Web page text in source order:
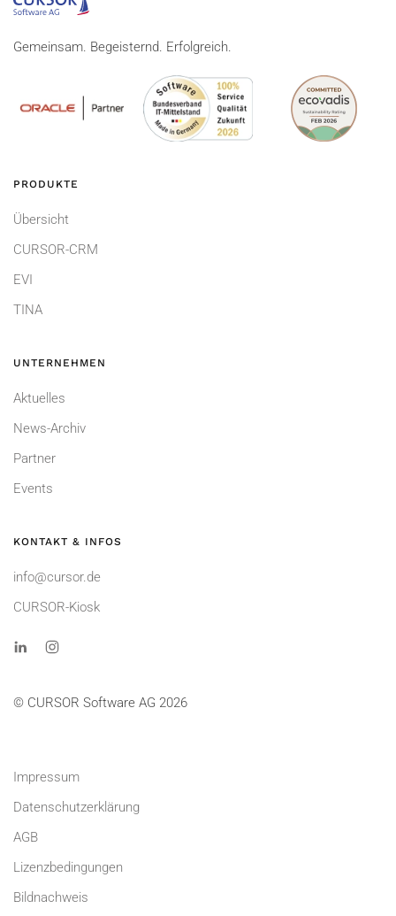
Gemeinsam. Begeisternd. Erfolgreich.
PRODUKTE
Übersicht
CURSOR-CRM
EVI
TINA
UNTERNEHMEN
Aktuelles
News-Archiv
Partner
Events
KONTAKT & INFOS
info@cursor.de
CURSOR-Kiosk
© CURSOR Software AG 2026
Impressum
Datenschutzerklärung
AGB
Lizenzbedingungen
Bildnachweis